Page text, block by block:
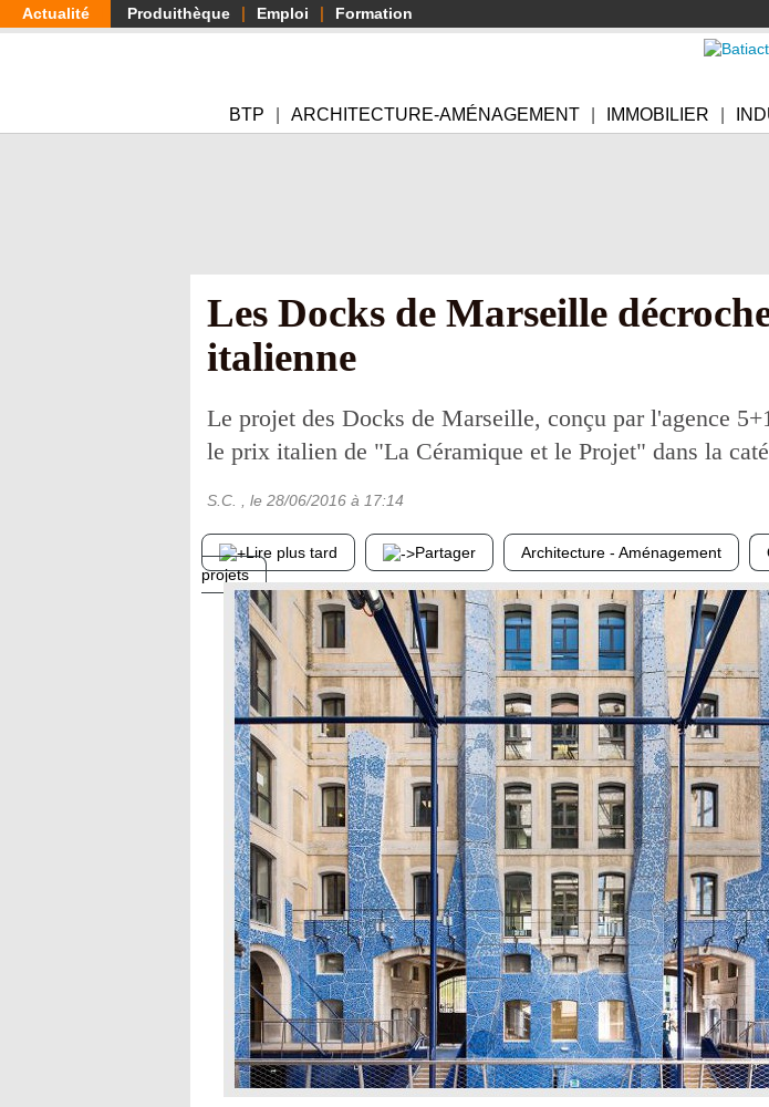
Aller
au
Actualité Produithèque Emploi Formation
BTP ARCHITECTURE-AMÉNAGEMENT IMMOBILIER
Les Docks de Marseille
italienne
Le projet des Docks de Marseille, conçu par l'agence
le prix italien de "La Céramique et le Projet" dans la
S.C. , le 28/06/2016 à 17:14
Lire plus tard Partager Architecture - Aménagement
projets